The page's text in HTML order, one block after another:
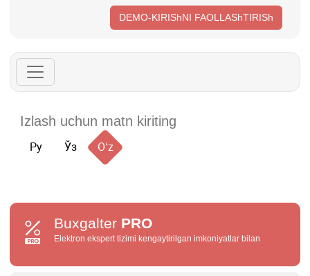
DEMO-KIRIShNI FAOLLAShTIRISh
Ру Ўз Oʻz
Buxgalter PRO
Elektron ekspert tizimi kengaytirilgan imkoniyatlar bilan